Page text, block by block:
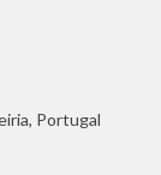
Portugal